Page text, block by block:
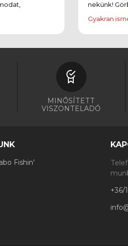
nekünk!
Gyakran
MINŐSÍTETT
VISZONTELADÓ
Fishin'
+36/